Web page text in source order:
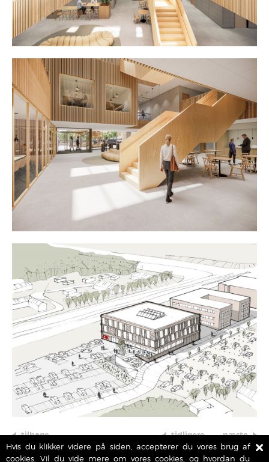
tidligere næste
tilbage
Hvis du klikker videre på siden, accepterer du vores brug af
cookies. Vil du vide mere om vores cookies, og hvordan du